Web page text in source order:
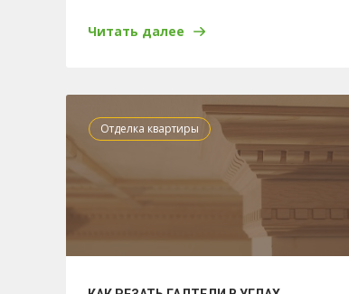
Читать далее
Отделка квартиры